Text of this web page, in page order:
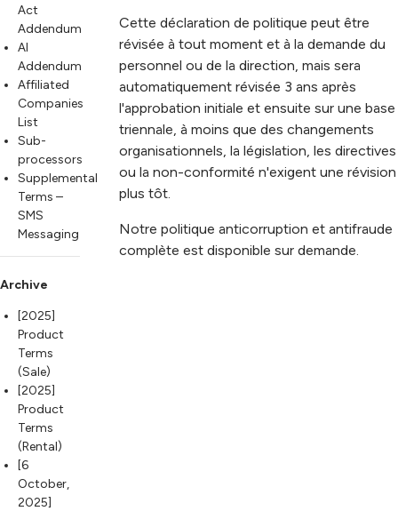
Act
Addendum
AI
Addendum
Affiliated
Companies
List
Sub-
processors
Supplemental
Terms –
SMS
Messaging
Archive
[2025]
Product
Terms
(Sale)
[2025]
Product
Terms
(Rental)
[6
October,
2025]
Cette déclaration de politique peut être
révisée à tout moment et à la demande du
personnel ou de la direction, mais sera
automatiquement révisée 3 ans après
l'approbation initiale et ensuite sur une base
triennale, à moins que des changements
organisationnels, la législation, les directives
ou la non-conformité n'exigent une révision
plus tôt.
Notre politique anticorruption et antifraude
complète est disponible sur demande.